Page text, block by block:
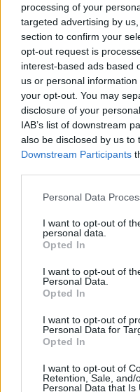
processing of your
targeted advertising by
section to confirm your
opt-out request is
interest-based ads based
us or personal
your opt-out. You may
disclosure of your
IAB’s list of downstream
also be disclosed by us to
Downstream Participants
Personal Data
I want to opt-out of
personal data.
Opted In
I want to opt-out of
Personal Data.
Opted In
I want to opt-out of
Personal Data for
Opted In
I want to opt-out of
Retention, Sale, and/
Personal Data that Is
Steur kiest voor
duidelijkheid bij
Blind kan bij Ajax
“Twente was toen
terug op Ajax-
De
duidelijker
de route naar PEC
met lege handen
verlaten
Ajax-aanvoerder’